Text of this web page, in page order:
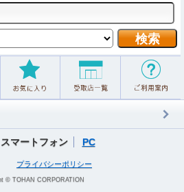
スマートフォン PC
プライバシーポリシー
© TOHAN CORPORATION